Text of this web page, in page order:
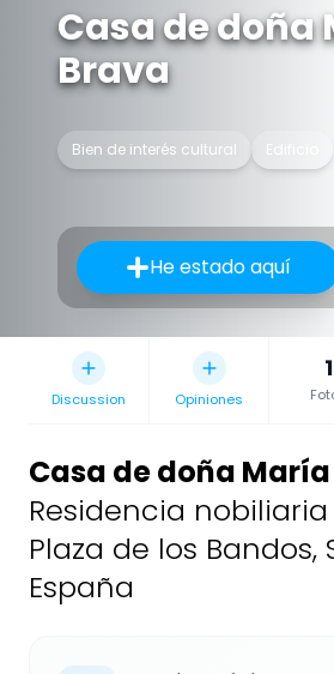
Casa de doña
Brava
Bien de interés cultural Edificio
He estado aquí
Discussion Opiniones
1
Casa de doña
Residencia
Plaza de los Bandos,
España